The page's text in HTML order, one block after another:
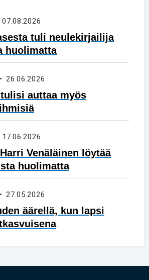
07.08.2026
tuli neulekirjailija
huolimatta
• 26.06.2026
auttaa myös
17.06.2026
Venäläinen löytää
huolimatta
• 27.05.2026
äärellä, kun lapsi